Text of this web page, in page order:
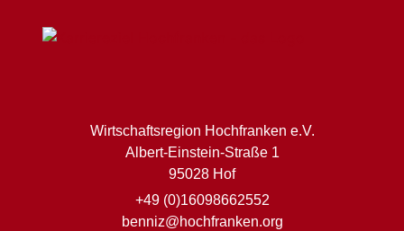
Wirtschaftsregion Hochfranken e.V.
Albert-Einstein-Straße 1
95028 Hof
+49 (0)16098662552
benniz@hochfranken.org